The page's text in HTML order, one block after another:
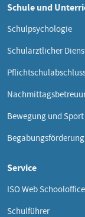
Schule und
Schulpsychologie
Schulärztlicher
Bewegung und Sport
Begabungsförderung
Service
ISO.Web Schooloffice
Schulführer